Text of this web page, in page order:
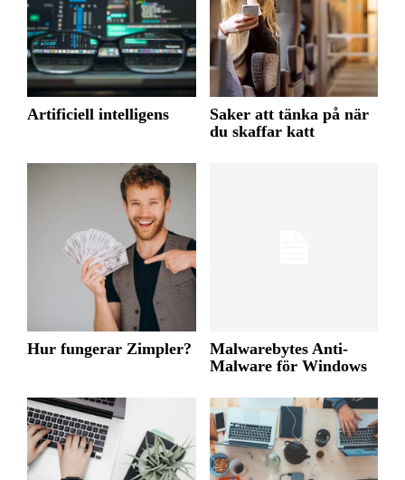
Artificiell intelligens
Saker att tänka på när
du skaffar katt
Hur fungerar Zimpler?
Malwarebytes Anti-
Malware för Windows